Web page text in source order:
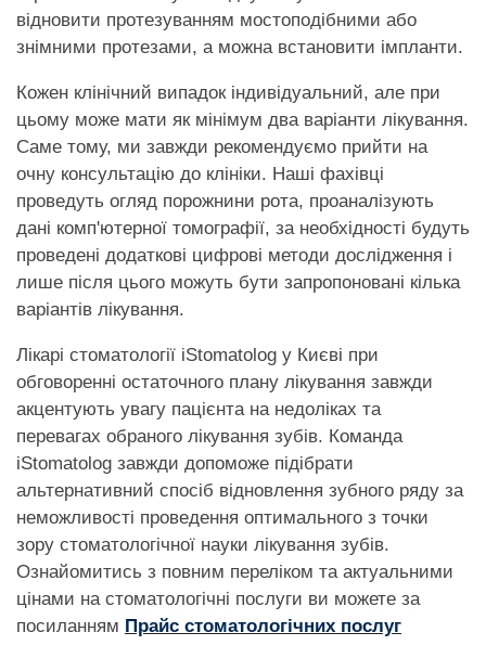
відновити протезуванням мостоподібними або
знімними протезами, а можна встановити імпланти.
Кожен клінічний випадок індивідуальний, але при
цьому може мати як мінімум два варіанти лікування.
Саме тому, ми завжди рекомендуємо прийти на
очну консультацію до клініки. Наші фахівці
проведуть огляд порожнини рота, проаналізують
дані комп'ютерної томографії, за необхідності будуть
проведені додаткові цифрові методи дослідження і
лише після цього можуть бути запропоновані кілька
варіантів лікування.
Лікарі стоматології iStomatolog у Києві при
обговоренні остаточного плану лікування завжди
акцентують увагу пацієнта на недоліках та
перевагах обраного лікування зубів. Команда
iStomatolog завжди допоможе підібрати
альтернативний спосіб відновлення зубного ряду за
неможливості проведення оптимального з точки
зору стоматологічної науки лікування зубів.
Ознайомитись з повним переліком та актуальними
цінами на стоматологічні послуги ви можете за
посиланням Прайс стоматологічних послуг